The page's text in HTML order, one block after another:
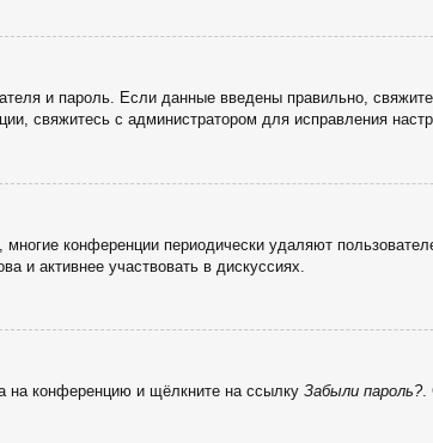
и пароль. Если данные введены правильно,
свяжитесь с администратором для исправления
конференции периодически удаляют
и активнее участвовать в дискуссиях.
на конференцию и щёлкните на ссылку Забыли пароль?.